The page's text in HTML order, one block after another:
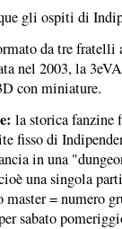
gli ospiti di
da tre fratelli
nel 2003, la
con miniature.
la storica fanzine
fisso di
in una
una singola
master = numero
sabato